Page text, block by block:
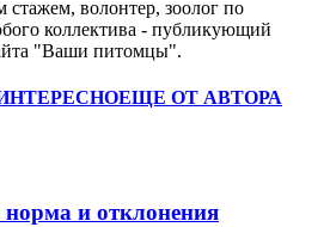
стажем, волонтер, зоолог по
коллектива - публикующий
"Ваши питомцы".
ЕЩЕ ОТ АВТОРА
и отклонения